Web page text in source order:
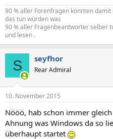
90 % aller Forenfragen könnten
das tun würden was
90 % aller Fragenbeantworter selber
und lesen .
S seyfhor
Rear Admiral
10. November 2015
Nööö, hab schon immer
Ahnung was Windows da so
überhaupt startet